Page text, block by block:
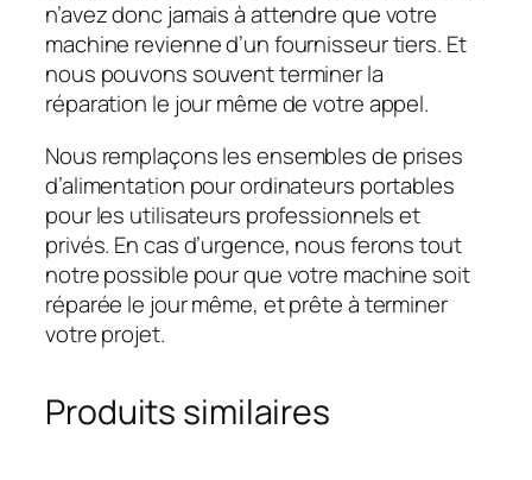
n’avez donc jamais à attendre que votre
machine revienne d’un fournisseur tiers. Et
nous pouvons souvent terminer la
réparation le jour même de votre appel.
Nous remplaçons les ensembles de prises
d’alimentation pour ordinateurs portables
pour les utilisateurs professionnels et
privés. En cas d’urgence, nous ferons tout
notre possible pour que votre machine soit
réparée le jour même, et prête à terminer
votre projet.
Produits similaires